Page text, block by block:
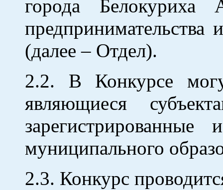
города
(далее – Отдел).
2.2. В Конкурсе
являющиеся
муниципального
2.3. Конкурс